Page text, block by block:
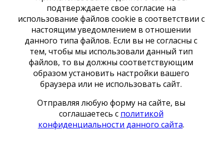
подтверждаете свое согласие на
использование файлов cookie в соответствии с
настоящим уведомлением в отношении
данного типа файлов. Если вы не согласны с
тем, чтобы мы использовали данный тип
файлов, то вы должны соответствующим
образом установить настройки вашего
браузера или не использовать сайт.
Отправляя любую форму на сайте, вы
соглашаетесь с политикой
конфиденциальности данного сайта.